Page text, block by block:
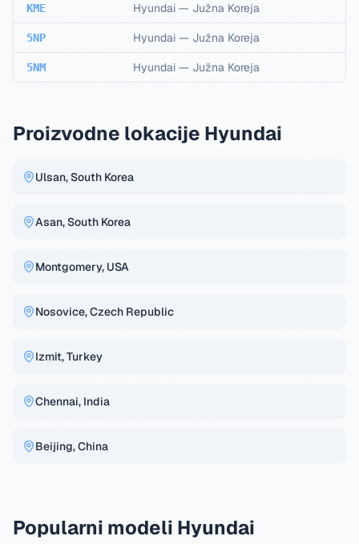
KME Hyundai — Južna Koreja
5NP Hyundai — Južna Koreja
5NM Hyundai — Južna Koreja
Proizvodne lokacije Hyundai
Ulsan, South Korea
Asan, South Korea
Montgomery, USA
Nosovice, Czech Republic
Izmit, Turkey
Chennai, India
Beijing, China
Popularni modeli Hyundai